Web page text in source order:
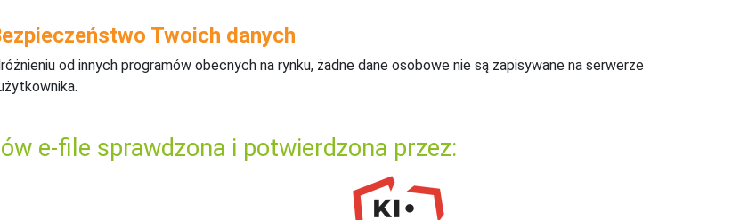
Twoich danych
od innych programów obecnych na rynku, żadne dane osobowe nie są zapisywane na serwerze
e-file sprawdzona i potwierdzona przez: